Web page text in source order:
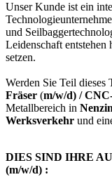
Unser Kunde ist ein
und
Leidenschaft
setzen.
Werden Sie Teil dieses
Fräser (m/w/d) /
Metallbereich in
Werksverkehr und
DIES SIND IHRE
(m/w/d) :